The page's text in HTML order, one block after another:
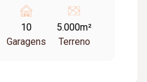
dispensa, varandas,
50 mil
10
Garagens
5.000m²
Terreno